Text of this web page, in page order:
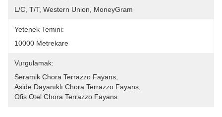
L/C, T/T, Western Union, MoneyGram
Yetenek Temini:
10000 Metrekare
Vurgulamak:
Seramik Chora Terrazzo Fayans
Aside Dayanıklı Chora Terrazzo Fayans
Ofis Otel Chora Terrazzo Fayans